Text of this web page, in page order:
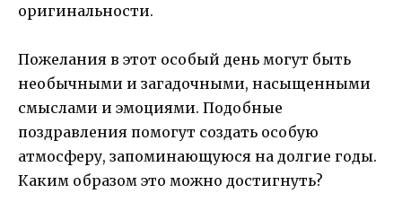
оригинальности.
Пожелания в этот особый день могут быть
необычными и загадочными, насыщенными
смыслами и эмоциями. Подобные
поздравления помогут создать особую
атмосферу, запоминающуюся на долгие годы.
Каким образом это можно достигнуть?